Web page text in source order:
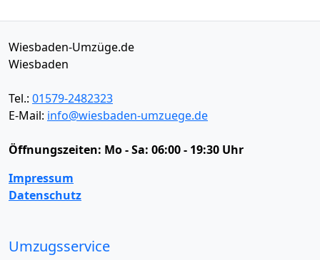
Wiesbaden-Umzüge.de
Wiesbaden
Tel.: 01579-2482323
E-Mail: info@wiesbaden-umzuege.de
Öffnungszeiten: Mo - Sa: 06:00 - 19:30 Uhr
Impressum
Datenschutz
Umzugsservice